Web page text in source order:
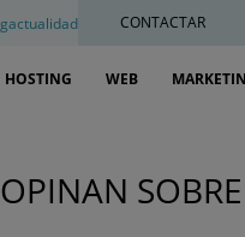
actualidad CONTACTAR
HOSTING WEB